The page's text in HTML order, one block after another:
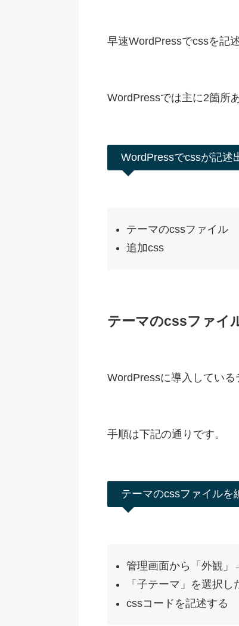
早速WordPressでcssを記
WordPressでは主に2箇所
WordPressでcssが記述
テーマのcssファイル
追加css
テーマのcssファイ
WordPressに導入している
手順は下記の通りです。
テーマのcssファイルを
管理画面から「外観
「子テーマ」を選択
cssコードを記述する